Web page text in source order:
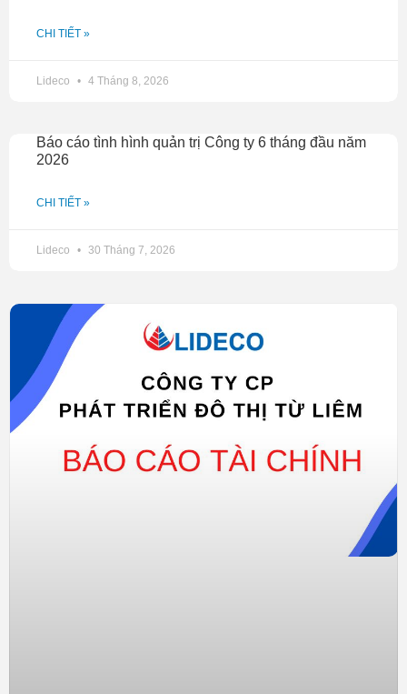
CHI TIẾT »
Lideco 4 Tháng 8, 2026
Báo cáo tình hình quản trị Công ty 6 tháng đầu năm
2026
CHI TIẾT »
Lideco 30 Tháng 7, 2026